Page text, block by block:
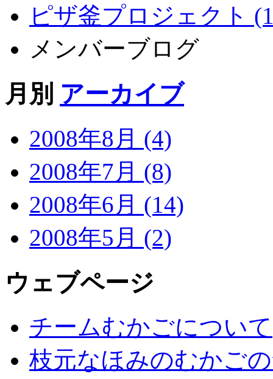
ピザ釜プロジェクト
メンバーブログ
月別 アーカイブ
2008年8月 (4)
2008年7月 (8)
2008年6月 (14)
2008年5月 (2)
ウェブページ
チームむかごについて
枝元なほみのむかご